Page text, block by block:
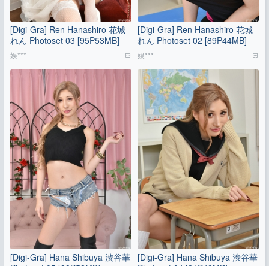
[Digi-Gra] Ren Hanashiro 花城
れん Photoset 03 [95P53MB]
娱***
[Digi-Gra] Hana Shibuya 渋谷華
[Digi-Gra] Ren Hanashiro 花城
れん Photoset 02 [89P44MB]
娱***
[Digi-Gra] Hana Shibuya 渋谷華